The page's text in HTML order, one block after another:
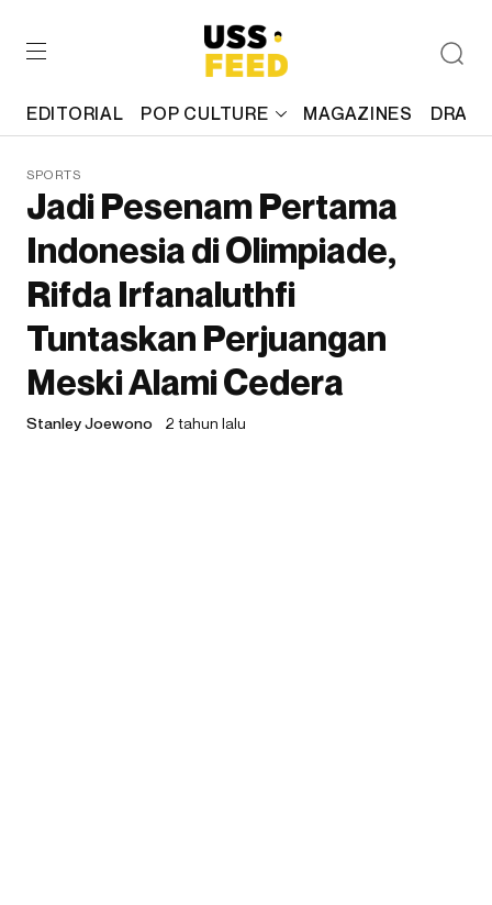
EDITORIAL POP CULTURE MAGAZINES
SPORTS
Jadi Pesenam Pertama
Indonesia di Olimpiade,
Rifda Irfanaluthfi
Tuntaskan Perjuangan
Meski Alami Cedera
Stanley Joewono 2 tahun lalu